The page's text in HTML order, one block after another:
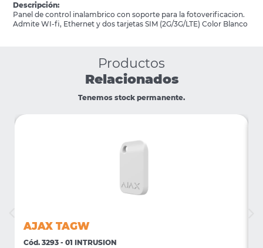
Descripción:
Panel de control inalambrico con soporte para la fotoverificacion.
Admite WI-fi, Ethernet y dos tarjetas SIM (2G/3G/LTE) Color Blanco
Productos
Relacionados
Tenemos stock permanente.
AJAX TAGW
Cód. 3293 - 01 INTRUSION